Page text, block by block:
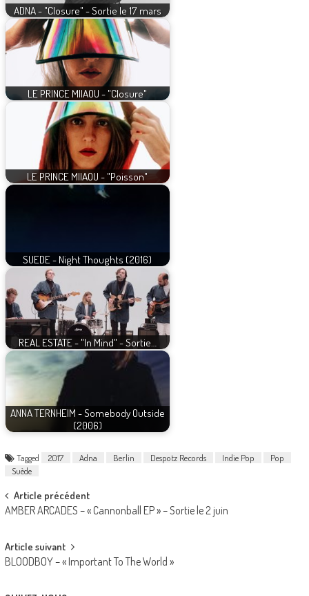
ADNA - "Closure" - Sortie le 17 mars
LE PRINCE MIIAOU - "Closure"
LE PRINCE MIIAOU - "Poisson"
SUEDE - Night Thoughts (2016)
REAL ESTATE - "In Mind" - Sortie…
ANNA TERNHEIM - Somebody Outside
(2006)
Tagged 2017 Adna Berlin Despotz Records Indie Pop
Pop
Suède
Post
navigation
Article précédent
AMBER ARCADES – « Cannonball EP » – Sortie le 2 juin
Article suivant
BLOODBOY – « Important To The World »